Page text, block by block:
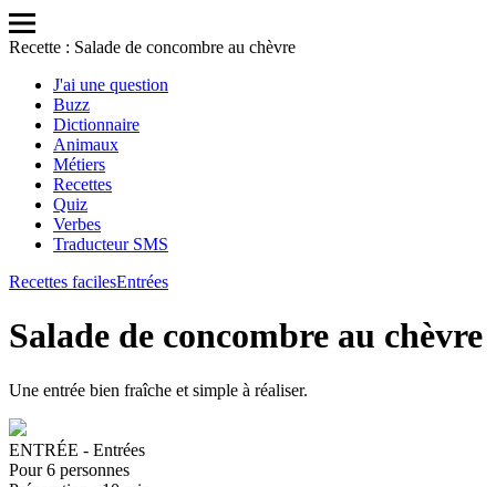
Recette : Salade de concombre au chèvre
J'ai une question
Buzz
Dictionnaire
Animaux
Métiers
Recettes
Quiz
Verbes
Traducteur SMS
Recettes facilesEntrées
Salade de concombre au chèvre
Une entrée bien fraîche et simple à réaliser.
ENTRÉE - Entrées
Pour 6 personnes